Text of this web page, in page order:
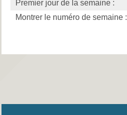
Premier jour de la semaine :
Montrer le numéro de semaine :